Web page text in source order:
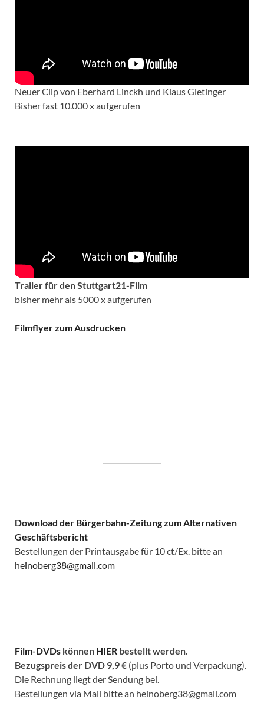
Neuer Clip von Eberhard Linckh und Klaus Gietinger
Bisher fast 10.000 x aufgerufen
Trailer für den Stuttgart21-Film
bisher mehr als 5000 x aufgerufen
Filmflyer zum Ausdrucken
Download der Bürgerbahn-Zeitung zum Alternativen
Geschäftsbericht
Bestellungen der Printausgabe für 10 ct/Ex. bitte an
heinoberg38@gmail.com
Film-DVDs können HIER bestellt werden.
Bezugspreis der DVD 9,9 € (plus Porto und Verpackung).
Die Rechnung liegt der Sendung bei.
Bestellungen via Mail bitte an heinoberg38@gmail.com